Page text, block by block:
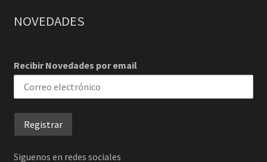
NOVEDADES
Recibir Novedades por email
Siguenos en redes sociales